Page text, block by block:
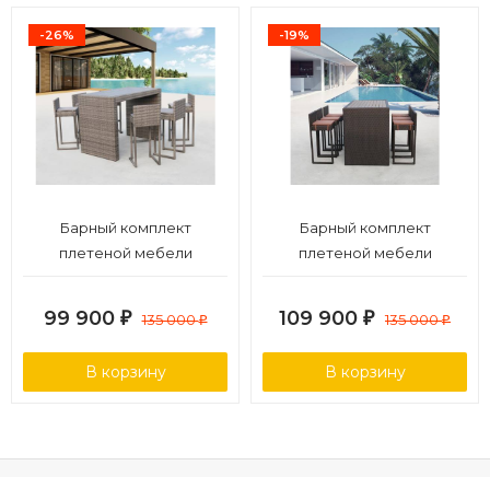
-26%
Барный комплект
плетеной мебели
99 900 ₽ 135 000₽
В корзину
-19%
Барный комплект
плетеной мебели
109 900 ₽ 135 000₽
В корзину